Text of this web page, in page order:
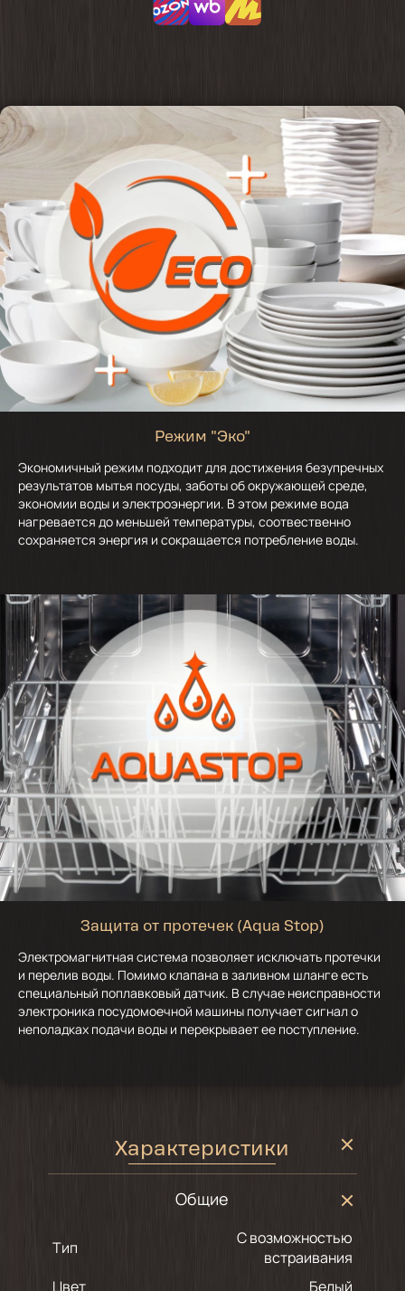
Режим "Эко"
Экономичный режим подходит для достижения безупречных
результатов мытья посуды, заботы об окружающей среде,
экономии воды и электроэнергии. В этом режиме вода
нагревается до меньшей температуры, соотвественно
сохраняется энергия и сокращается потребление воды.
Защита от протечек (Aqua Stop)
Электромагнитная система позволяет исключать протечки
и перелив воды. Помимо клапана в заливном шланге есть
специальный поплавковый датчик. В случае неисправности
электроника посудомоечной машины получает сигнал о
неполадках подачи воды и перекрывает ее поступление.
Характеристики
Общие
Тип
С возможностью
встраивания
Цвет
белый